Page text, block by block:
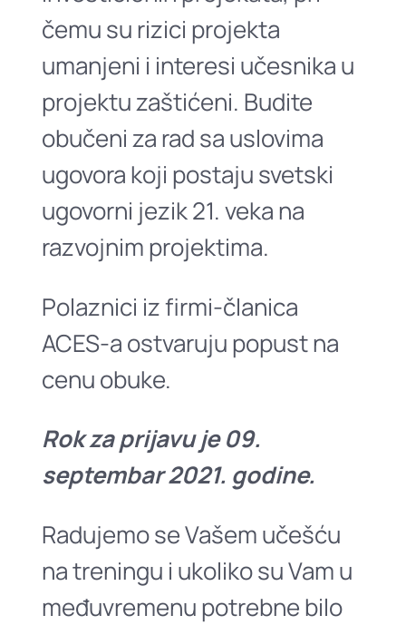
čemu su rizici projekta
umanjeni i interesi učesnika u
projektu zaštićeni. Budite
obučeni za rad sa uslovima
ugovora koji postaju svetski
ugovorni jezik 21. veka na
razvojnim projektima.
Polaznici iz firmi-članica
ACES-a ostvaruju popust na
cenu obuke.
Rok za prijavu je 09.
septembar 2021. godine.
Radujemo se Vašem učešću
na treningu i ukoliko su Vam u
međuvremenu potrebne bilo